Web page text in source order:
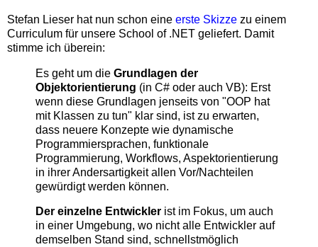
Stefan Lieser hat nun schon eine erste Skizze zu einem
Curriculum für unsere School of .NET geliefert. Damit
stimme ich überein:
Es geht um die Grundlagen der
Objektorientierung (in C# oder auch VB): Erst
wenn diese Grundlagen jenseits von "OOP hat
mit Klassen zu tun" klar sind, ist zu erwarten,
dass neuere Konzepte wie dynamische
Programmiersprachen, funktionale
Programmierung, Workflows, Aspektorientierung
in ihrer Andersartigkeit allen Vor/Nachteilen
gewürdigt werden können.
Der einzelne Entwickler ist im Fokus, um auch
in einer Umgebung, wo nicht alle Entwickler auf
demselben Stand sind, schnellstmöglich